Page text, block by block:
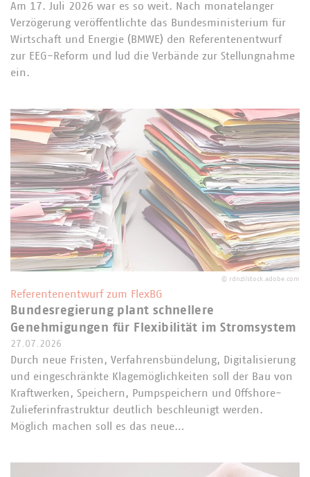
Am 17. Juli 2026 war es so weit. Nach monatelanger
Verzögerung veröffentlichte das Bundesministerium für
Wirtschaft und Energie (BMWE) den Referentenentwurf
zur EEG-Reform und lud die Verbände zur Stellungnahme
ein.
© rdnzl/stock.adobe.com
Referentenentwurf zum FlexBG
Bundesregierung plant schnellere
Genehmigungen für Flexibilität im Stromsystem
27.07.2026
Durch neue Fristen, Verfahrensbündelung, Digitalisierung
und eingeschränkte Klagemöglichkeiten soll der Bau von
Kraftwerken, Speichern, Pumpspeichern und Offshore-
Zulieferinfrastruktur deutlich beschleunigt werden.
Möglich machen soll es das neue…